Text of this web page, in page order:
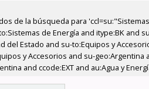
de la búsqueda para
de Energía and itype:BK and
del Estado and su-to:Equipos y
y Accesorios and su-geo:Argentina
and ccode:EXT and au:Agua y